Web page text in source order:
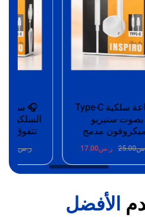
سماعة سلكية Type-C
ستيريو
مدمج
ر.س 17.00
السلكية –
تتفوق على
25.00
الأفضل